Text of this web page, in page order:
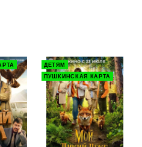
ДЕТЯМ
ПУШКИНСКАЯ КАРТА